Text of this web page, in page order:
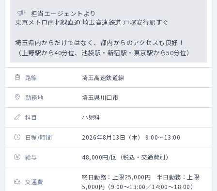
担当エージェントより
東京メトロ南北線直通 埼玉高速鉄道 戸塚安行駅すぐ
埼玉県内からだけではなく、都内からのアクセスも良好！
（上野駅から40分位、池袋駅・新宿駅・東京駅から50分位）
路線 埼玉高速鉄道線
勤務地 埼玉県川口市
科目 小児科
日程/時間 2026年8月13日（木） 9:00～13:00
給与 48,000円/回（税込・交通費別）
交通費
終日勤務：上限25,000円 半日勤務：上限
5,000円（9:00～13:00／14:00～18:00）